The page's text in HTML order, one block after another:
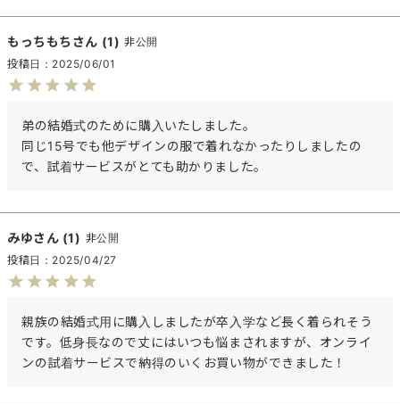
もっちもち 1
非公開
投稿日
2025/06/01
弟の結婚式のために購入いたしました。
同じ15号でも他デザインの服で着れなかったりしましたの
で、試着サービスがとても助かりました。
みゆ 1
非公開
投稿日
2025/04/27
親族の結婚式用に購入しましたが卒入学など長く着られそう
です。低身長なので丈にはいつも悩まされますが、オンライ
ンの試着サービスで納得のいくお買い物ができました！